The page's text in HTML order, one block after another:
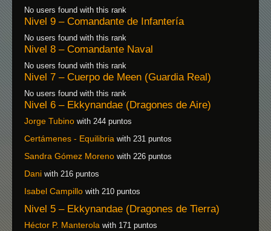
No users found with this rank
Nivel 9 – Comandante de Infantería
No users found with this rank
Nivel 8 – Comandante Naval
No users found with this rank
Nivel 7 – Cuerpo de Meen (Guardia Real)
No users found with this rank
Nivel 6 – Ekkynandae (Dragones de Aire)
Jorge Tubino with 244 puntos
Certámenes - Equilibria with 231 puntos
Sandra Gómez Moreno with 226 puntos
Dani with 216 puntos
Isabel Campillo with 210 puntos
Nivel 5 – Ekkynandae (Dragones de Tierra)
Héctor P. Manterola with 171 puntos